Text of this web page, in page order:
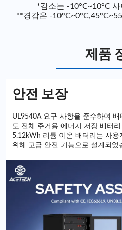
*감소는 -10°C~10°C
**경감은 -
제품
안전 보장
UL9540A 요구 사항을 준수하여
도 전체 주거용 에너지 저장 배터
5.12kWh 리튬 이온 배터리는 사용
위해 고급 안전 기능으로 설계되었